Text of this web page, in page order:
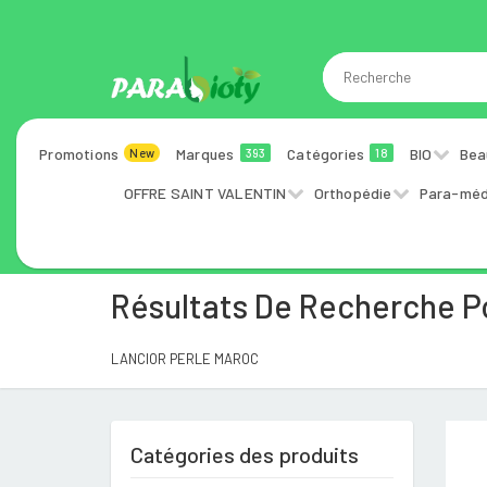
Promotions New Marques 393 Catégories 18 BIO
OFFRE SAINT VALENTIN Orthopédie Para-
Résultats De Recherche
LANCIOR PERLE MAROC
Catégories des produits